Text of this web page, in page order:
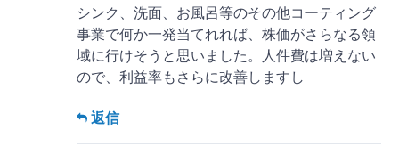
シンク、洗面、お風呂等のその他コーティング
事業で何か一発当てれれば、株価がさらなる領
域に行けそうと思いました。人件費は増えない
ので、利益率もさらに改善しますし
返信